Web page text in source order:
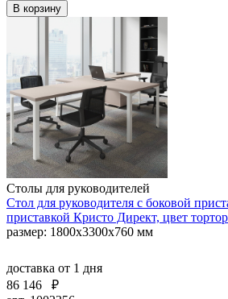
В корзину
Столы для руководителей
Стол для руководителя с боковой
приставкой Кристо Директ, цвет
размер: 1800х3300х760 мм
доставка от 1 дня
86 146
₽